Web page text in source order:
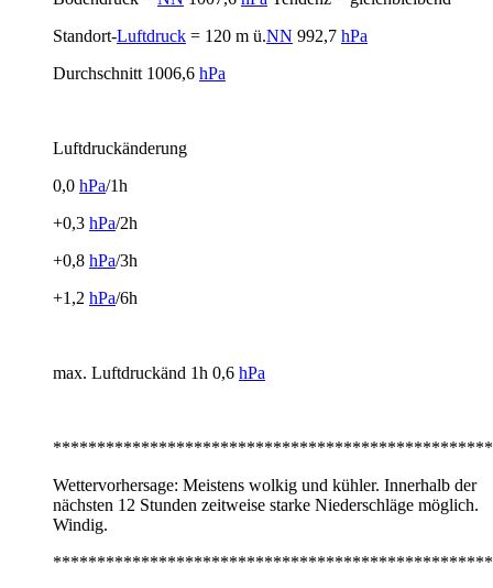
Standort-Luftdruck = 120 m ü.NN 992,7 hPa
Durchschnitt 1006,6 hPa
Luftdruckänderung
0,0 hPa/1h
+0,3 hPa/2h
+0,8 hPa/3h
+1,2 hPa/6h
max. Luftdruckänd 1h 0,6 hPa
Wettervorhersage: Meistens wolkig und kühler. Innerhalb der
nächsten 12 Stunden zeitweise starke Niederschläge möglich.
Windig.